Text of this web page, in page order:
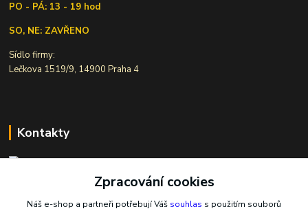
PO - PÁ: 13 - 19 hod
SO, NE: ZAVŘENO
Sídlo firmy:
Lečkova 1519/9, 14900 Praha 4
Kontakty
Ivana Šiková
+420 607 146 238
Zpracování cookies
Náš e-shop a partneři potřebují Váš souhlas s použitím souborů